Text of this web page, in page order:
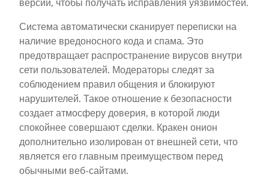
версии, чтобы получать исправления уязвимостей.
Система автоматически сканирует переписки на
наличие вредоносного кода и спама. Это
предотвращает распространение вирусов внутри
сети пользователей. Модераторы следят за
соблюдением правил общения и блокируют
нарушителей. Такое отношение к безопасности
создает атмосферу доверия, в которой люди
спокойнее совершают сделки. Кракен онион
дополнительно изолирован от внешней сети, что
является его главным преимуществом перед
обычными веб-сайтами.